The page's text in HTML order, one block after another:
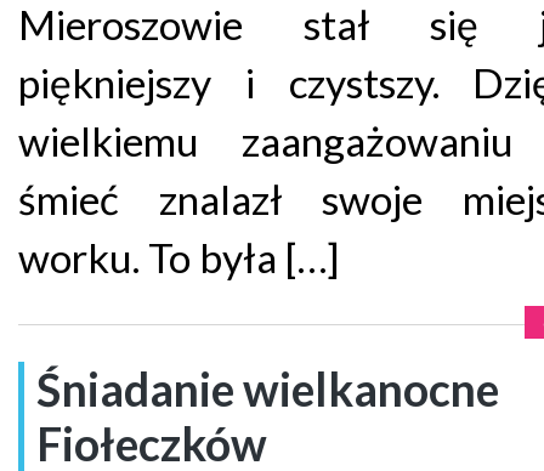
Mieroszowie stał się
piękniejszy i czystszy.
wielkiemu
śmieć znalazł swoje
worku. To była […]
Śniadanie wielkanocne
Fiołeczków